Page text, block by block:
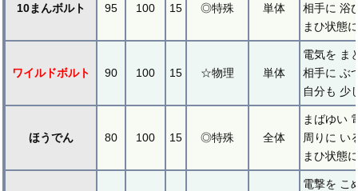
10まんボルト 95 100 15 ◎特殊 単体
相手に 浴
まひ状態
ワイルドボルト 90 100 15 ☆物理 単体
電気を ま
相手に ぶ
自分も 少
ほうでん 80 100 15 ◎特殊 全体
まばゆい
周りに い
まひ状態
電撃を こ